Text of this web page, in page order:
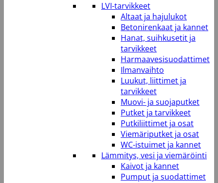
LVI-tarvikkeet
Altaat ja hajulukot
Betonirenkaat ja kannet
Hanat, suihkusetit ja
tarvikkeet
Harmaavesisuodattimet
Ilmanvaihto
Luukut, liittimet ja
tarvikkeet
Muovi- ja suojaputket
Putket ja tarvikkeet
Putkiliittimet ja osat
Viemäriputket ja osat
WC-istuimet ja kannet
Lämmitys, vesi ja viemäröinti
Kaivot ja kannet
Pumput ja suodattimet